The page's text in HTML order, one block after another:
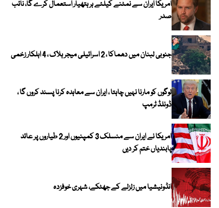
امریکا ایران سے نمٹنے کیلئے ہر ہتھیار استعمال کرے گا، نائب
صدر
جنوبی لبنان میں دھماکا ، 2 اسرائیلی میجر ہلاک ، 4 اہلکار زخمی
لوگوں کو مارنا نہیں چاہتا ، ایران سے معاہدہ کرنا پسند کروں گا ،
ڈونلڈ ٹرمپ
امریکا نے ایران سے منسلک 3 کمپنیوں اور 2 طیاروں پر عائد
پابندیاں ختم کر دیں
انڈونیشیا میں زلزلے کے جھٹکے، شہری خوفزدہ